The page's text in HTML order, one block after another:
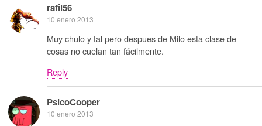
rafil56
10 enero 2013
Muy chulo y tal pero despues de Milo esta clase de
cosas no cuelan tan fácilmente.
Reply
PsicoCooper
10 enero 2013